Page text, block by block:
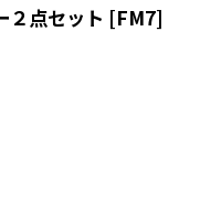
点セット [FM7]